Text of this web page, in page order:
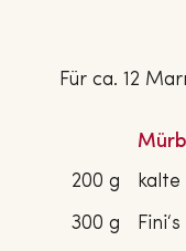
Für ca. 12
200 g
300 g